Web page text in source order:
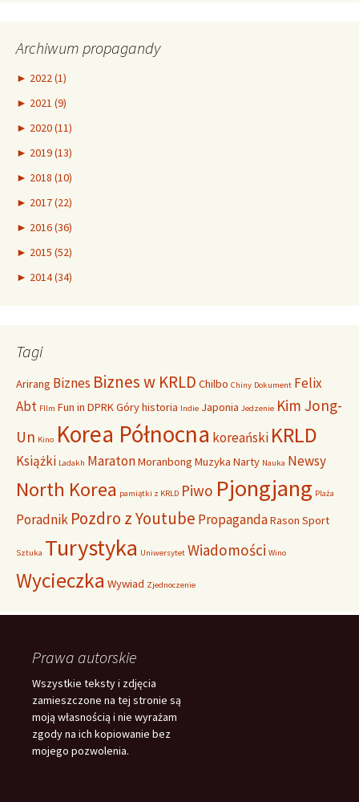
Archiwum propagandy
► 2022 (1)
► 2021 (9)
► 2020 (11)
► 2019 (13)
► 2018 (10)
► 2017 (22)
► 2016 (36)
► 2015 (52)
► 2014 (34)
Tagi
Arirang Biznes Biznes w KRLD Chilbo Chiny Dokument Felix
Abt FIlm Fun in DPRKGóryhistoria Indie Japonia Jedzenie Kim Jong-
Un Kino Korea Północna koreański KRLD
Książki Ladakh MaratonMoranbong Muzyka Narty Nauka Newsy
North Korea pamiątki z KRLD Piwo Pjongjang Plaża
Poradnik Pozdro z Youtube PropagandaRason Sport
Sztuka Turystyka Uniwersytet Wiadomości Wino
Wycieczka Wywiad Zjednoczenie
Prawa autorskie
Wszystkie teksty i zdjęcia
zamieszczone na tej stronie są
moją własnością i nie wyrażam
zgody na ich kopiowanie bez
mojego pozwolenia.